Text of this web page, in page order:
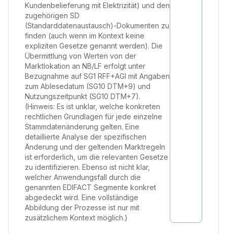
Kundenbelieferung mit Elektrizität) und den
zugehörigen SD
(Standarddatenaustausch)-Dokumenten zu
finden (auch wenn im Kontext keine
expliziten Gesetze genannt werden). Die
Übermittlung von Werten von der
Marktlokation an NB/LF erfolgt unter
Bezugnahme auf SG1 RFF+AGI mit Angaben
zum Ablesedatum (SG10 DTM+9) und
Nutzungszeitpunkt (SG10 DTM+7).
(Hinweis: Es ist unklar, welche konkreten
rechtlichen Grundlagen für jede einzelne
Stammdatenänderung gelten. Eine
detaillierte Analyse der spezifischen
Änderung und der geltenden Marktregeln
ist erforderlich, um die relevanten Gesetze
zu identifizieren. Ebenso ist nicht klar,
welcher Anwendungsfall durch die
genannten EDIFACT Segmente konkret
abgedeckt wird. Eine vollständige
Abbildung der Prozesse ist nur mit
zusätzlichem Kontext möglich.)